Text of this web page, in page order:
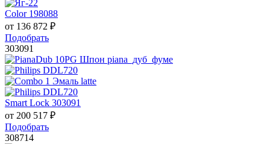
Color 198088
от 136 872 ₽
Подобрать
303091
Smart Lock 303091
от 200 517 ₽
Подобрать
308714